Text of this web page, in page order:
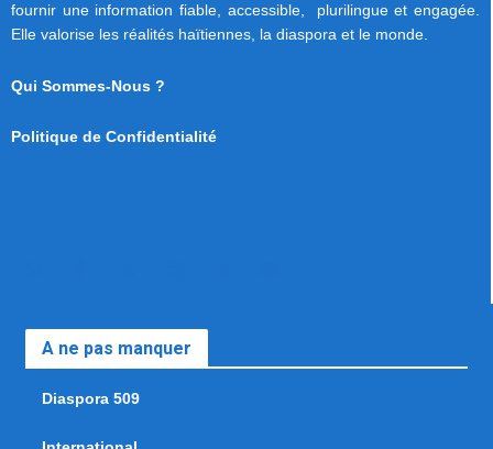
fournir une information fiable, accessible, plurilingue et engagée.
Elle valorise les réalités haïtiennes, la diaspora et le monde.
Qui Sommes-Nous ?
Politique de Confidentialité
A ne pas manquer
Diaspora 509